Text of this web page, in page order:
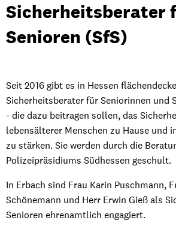
Sicherheitsberater
Senioren (SfS)
Seit 2016 gibt es in Hessen
Sicherheitsberater für Seniorinnen und
- die dazu beitragen sollen, das
lebensälterer Menschen zu Hause und
zu stärken. Sie werden durch die
Polizeipräsidiums Südhessen geschult.
In Erbach sind Frau Karin Puschmann,
Schönemann und Herr Erwin Gieß als
Senioren ehrenamtlich engagiert.